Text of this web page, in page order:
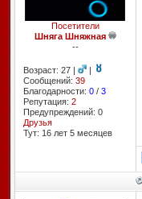
Посетители
Шняга Шняжная
--
Возраст: 27 |
|
Сообщений: 39
Благодарности: 0/ 3
Репутация: 2
Предупреждений: 0
Друзья
Тут: 16 лет 5 месяцев